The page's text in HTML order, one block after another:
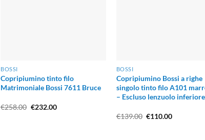
BOSSI
Copripiumino tinto filo
Matrimoniale Bossi 7611 Bruce
€258.00 Il
€232.00Il
BOSSI
Copripiumino Bossi a righe
singolo tinto filo A101
– Escluso lenzuolo inferiore
€139.00 Il
€110.00Il